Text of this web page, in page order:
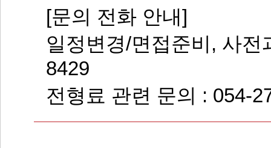
[문의 전화 안내]
일정변경/면접준비 , 사전
8429
전형료 관련 문의 : 054-